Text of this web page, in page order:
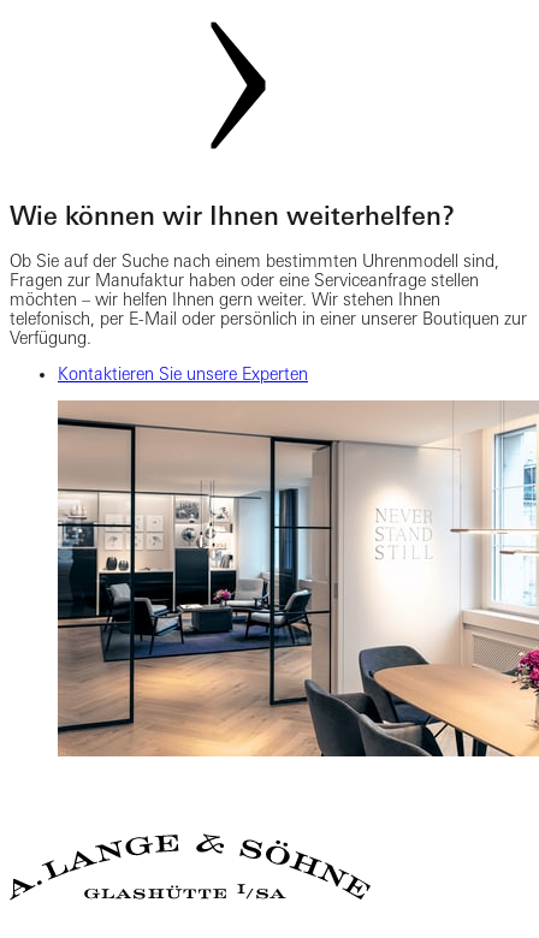
Wie können wir Ihnen weiterhelfen?
Ob Sie auf der Suche nach einem bestimmten Uhrenmodell sind,
Fragen zur Manufaktur haben oder eine Serviceanfrage stellen
möchten – wir helfen Ihnen gern weiter. Wir stehen Ihnen
telefonisch, per E-Mail oder persönlich in einer unserer Boutiquen zur
Verfügung.
Kontaktieren Sie unsere Experten